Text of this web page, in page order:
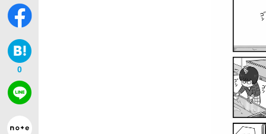
「目標達成できなかったからと言って…」
いまさら聞けない資産運用のすべて
0